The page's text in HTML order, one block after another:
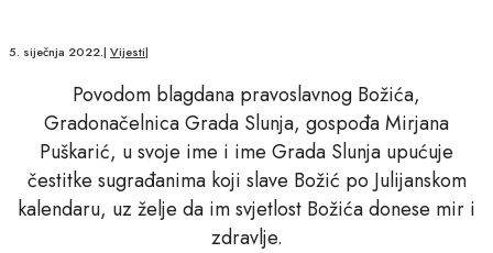
5. siječnja 2022.| Vijesti|
Povodom blagdana pravoslavnog Božića,
Gradonačelnica Grada Slunja, gospođa Mirjana
Puškarić, u svoje ime i ime Grada Slunja upućuje
čestitke sugrađanima koji slave Božić po Julijanskom
kalendaru, uz želje da im svjetlost Božića donese mir i
zdravlje.